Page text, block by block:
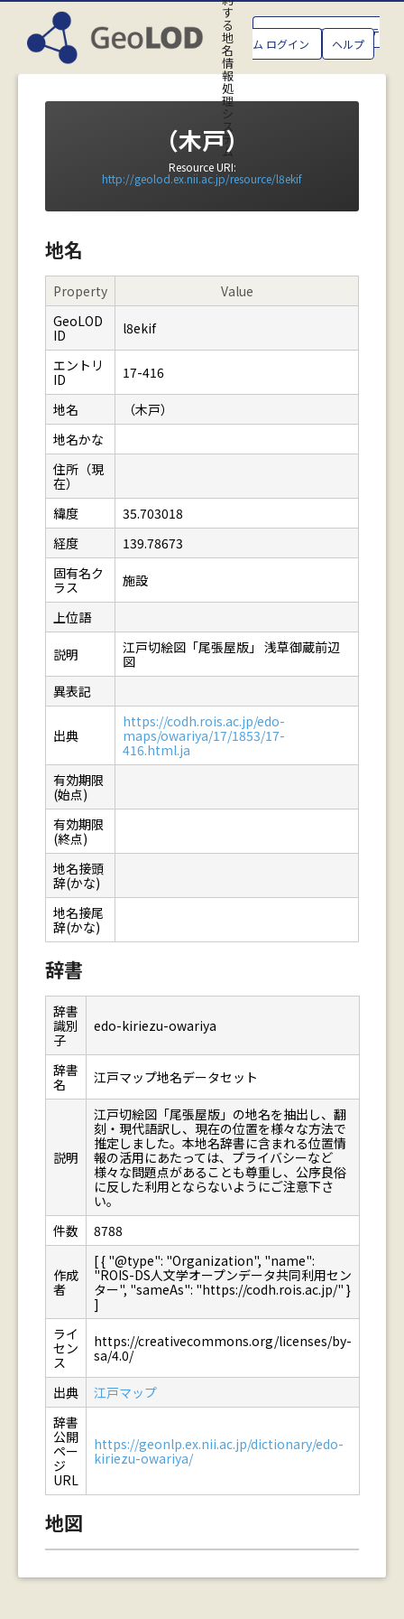
す
る
地
名
情
報
処
理
シ
ス
テ
ム
GeoLOD地名管理システ
ム ログイン ヘルプ
（木戸）
Resource URI:
http://geolod.ex.nii.ac.jp/resource/l8ekif
地名
Property
Value
GeoLOD
ID
l8ekif
エントリ
ID
17-416
地名
（木戸）
地名かな
住所（現
在）
緯度
35.703018
経度
139.78673
固有名ク
ラス
施設
上位語
説明
江戸切絵図「尾張屋版」 浅草御蔵前辺
図
異表記
出典
https://codh.rois.ac.jp/edo-
maps/owariya/17/1853/17-
416.html.ja
有効期限
(始点)
有効期限
(終点)
地名接頭
辞(かな)
地名接尾
辞(かな)
辞書
辞書
識別
子
edo-kiriezu-owariya
辞書
名
江戸マップ地名データセット
説明
江戸切絵図「尾張屋版」の地名を抽出し、翻
刻・現代語訳し、現在の位置を様々な方法で
推定しました。本地名辞書に含まれる位置情
報の活用にあたっては、プライバシーなど
様々な問題点があることも尊重し、公序良俗
に反した利用とならないようにご注意下さ
い。
件数
8788
作成
者
[ { "@type": "Organization", "name":
"ROIS-DS人文学オープンデータ共同利用セン
ター", "sameAs": "https://codh.rois.ac.jp/" }
]
ライ
セン
ス
https://creativecommons.org/licenses/by-
sa/4.0/
出典
江戸マップ
辞書
公開
ペー
ジ
URL
https://geonlp.ex.nii.ac.jp/dictionary/edo-
kiriezu-owariya/
地図